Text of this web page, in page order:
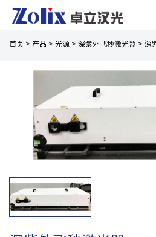
首页 > 产品 > 光源 > 深紫外飞秒激光器 > 深